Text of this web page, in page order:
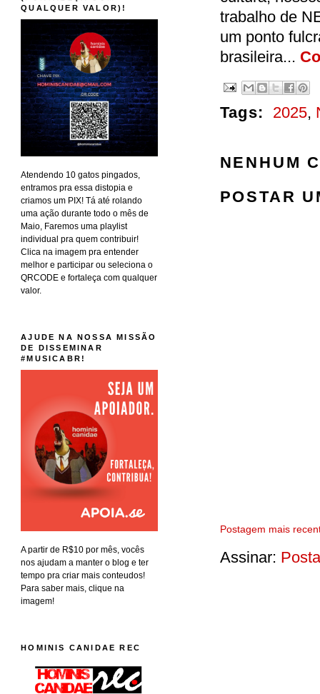
trabalho de
um ponto
brasileira...
Tags: 2025,
NENHUM
POSTAR
Postagem mais
Assinar:
QUALQUER VALOR)!
Atendendo 10 gatos pingados,
entramos pra essa distopia e
criamos um PIX! Tá até rolando
uma ação durante todo o mês de
Maio, Faremos uma playlist
individual pra quem contribuir!
Clica na imagem pra entender
melhor e participar ou seleciona o
QRCODE e fortaleça com qualquer
valor.
AJUDE NA NOSSA MISSÃO
DE DISSEMINAR
#MUSICABR!
A partir de R$10 por mês, vocês
nos ajudam a manter o blog e ter
tempo pra criar mais conteudos!
Para saber mais, clique na
imagem!
HOMINIS CANIDAE REC